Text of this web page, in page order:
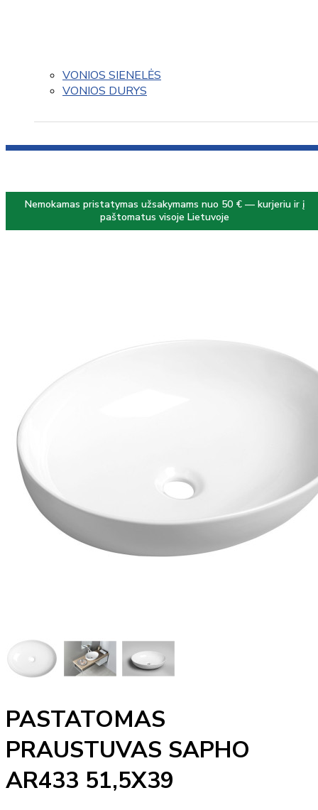
VONIOS SIENELĖS
VONIOS DURYS
Nemokamas pristatymas užsakymams nuo 50 € — kurjeriu ir į
paštomatus visoje Lietuvoje
PASTATOMAS
PRAUSTUVAS SAPHO
AR433 51,5X39